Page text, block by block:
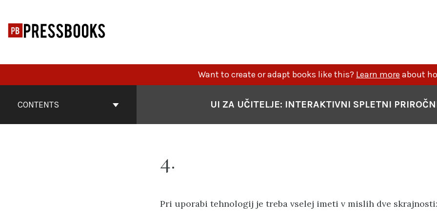
content
Want to create or adapt books like this? Learn more about
ContentsCONTENTS UI ZA UČITELJE: INTERAKTIVNI SPLETNI
4
Pri uporabi tehnologij je treba vselej imeti v mislih dve skrajnosti: